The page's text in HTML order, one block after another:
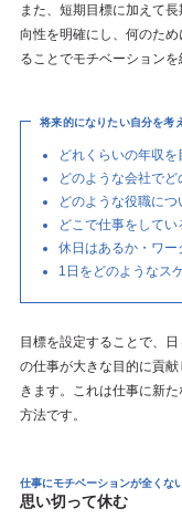
また、短期目標に加えて
向性を明確にし、何のた
ることでモチベーションを
将来的になりたい自分を考
どれくらいの年収
どのような会社で
どのような役職につ
どこで仕事をしてい
休日はあるか・ワ
1日をどのようなス
目標を設定することで、
の仕事が大きな目的に貢
きます。これは仕事に新
方法です。
仕事にモチベーションが全くな
思い切って休む